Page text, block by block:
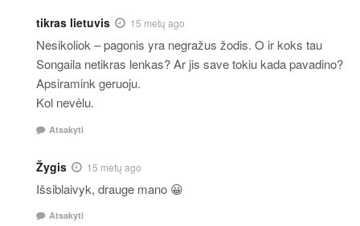
tikras lietuvis 15 metų ago
Nesikoliok – pagonis yra negražus žodis. O ir koks tau
Songaila netikras lenkas? Ar jis save tokiu kada pavadino?
Apsiramink geruoju.
Kol nevėlu.
Atsakyti
Žygis 15 metų ago
Išsiblaivyk, drauge mano 😀
Atsakyti